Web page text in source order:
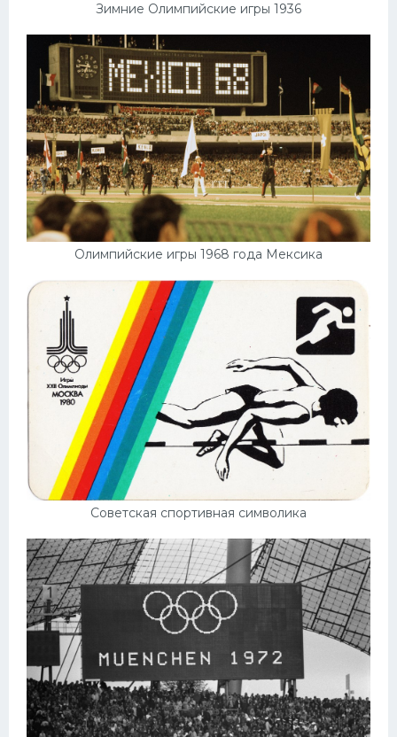
Зимние Олимпийские игры 1936
Олимпийские игры 1968 года Мексика
Советская спортивная символика